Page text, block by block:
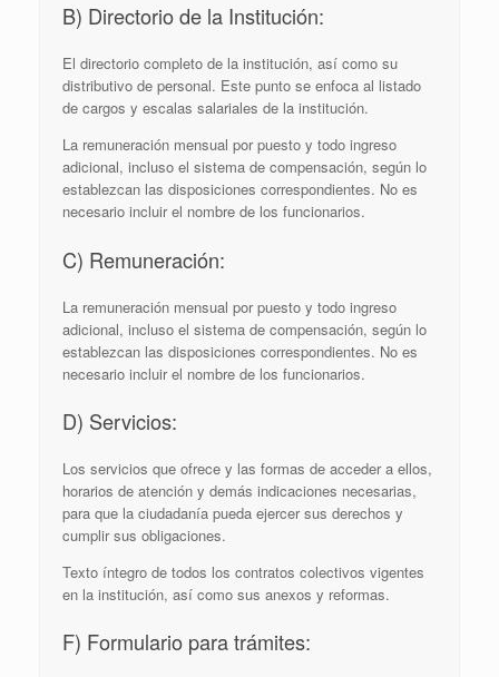
B) Directorio de la Institución:
El directorio completo de la institución, así como su
distributivo de personal. Este punto se enfoca al listado
de cargos y escalas salariales de la institución.
La remuneración mensual por puesto y todo ingreso
adicional, incluso el sistema de compensación, según lo
establezcan las disposiciones correspondientes. No es
necesario incluir el nombre de los funcionarios.
C) Remuneración:
La remuneración mensual por puesto y todo ingreso
adicional, incluso el sistema de compensación, según lo
establezcan las disposiciones correspondientes. No es
necesario incluir el nombre de los funcionarios.
D) Servicios:
Los servicios que ofrece y las formas de acceder a ellos,
horarios de atención y demás indicaciones necesarias,
para que la ciudadanía pueda ejercer sus derechos y
cumplir sus obligaciones.
Texto íntegro de todos los contratos colectivos vigentes
en la institución, así­ como sus anexos y reformas.
F) Formulario para trámites: